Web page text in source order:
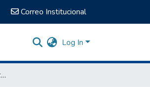
Correo Institucional
Log In
Influencia de la temperatura y requerimiento hídrico en la eficiencia del nitrógeno en dos variedades de Papa (súper chola y suprema) en la zona de Salache